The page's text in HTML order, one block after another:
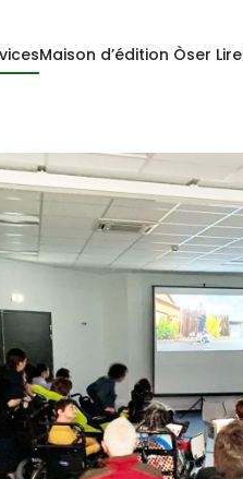
Maison d’édition Òser Lire